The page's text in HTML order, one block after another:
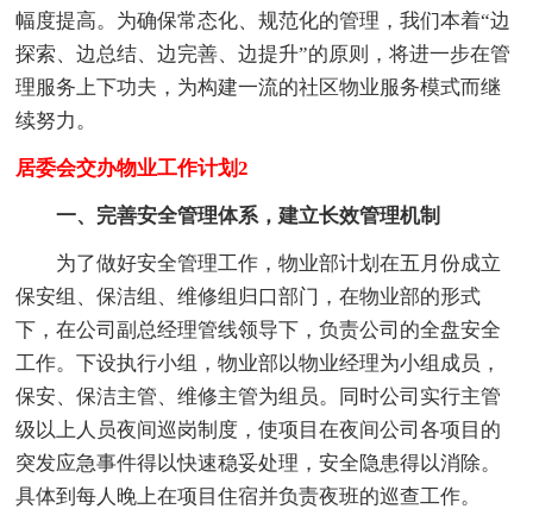
幅度提高。为确保常态化、规范化的管理，我们本着“边
探索、边总结、边完善、边提升”的原则，将进一步在管
理服务上下功夫，为构建一流的社区物业服务模式而继
续努力。
居委会交办物业工作计划2
一、完善安全管理体系，建立长效管理机制
为了做好安全管理工作，物业部计划在五月份成立
保安组、保洁组、维修组归口部门，在物业部的形式
下，在公司副总经理管线领导下，负责公司的全盘安全
工作。下设执行小组，物业部以物业经理为小组成员，
保安、保洁主管、维修主管为组员。同时公司实行主管
级以上人员夜间巡岗制度，使项目在夜间公司各项目的
突发应急事件得以快速稳妥处理，安全隐患得以消除。
具体到每人晚上在项目住宿并负责夜班的巡查工作。